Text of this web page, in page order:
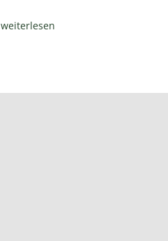
weiterlesen